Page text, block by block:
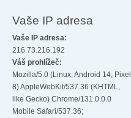
Vaše IP adresa
Vaše IP adresa:
216.73.216.192
Váš prohlížeč:
Mozilla/5.0 (Linux; Android 14; Pixel
8) AppleWebKit/537.36 (KHTML,
like Gecko) Chrome/131.0.0.0
Mobile Safari/537.36;